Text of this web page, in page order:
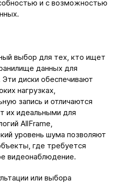
и с возможностью
выбор для тех, кто ищет
данных для
диски обеспечивают
нагрузках,
запись и отличаются
их идеальными для
AllFrame,
уровень шума позволяют
где требуется
видеонаблюдение.
или выбора